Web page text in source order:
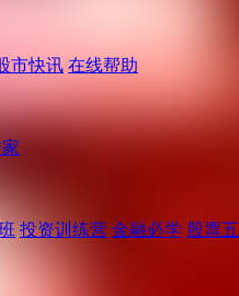
市快讯 在线帮助
投资训练营 金融必学 股票